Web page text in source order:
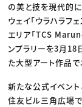
の美と技を現代的
ウェイ「ウラハラフ
エリア「TCS
ンプラリーを3月18
た大型アート作品
新たな公式イベン
住友ビル三角広場